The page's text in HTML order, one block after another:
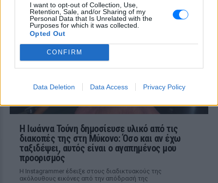
I want to opt-out of Collection, Use,
Retention, Sale, and/or Sharing of my
Personal Data that Is Unrelated with the
Purposes for which it was collected.
Opted Out
CONFIRM
Data Deletion Data Access Privacy Policy
ΧΤΕΣ
Η τραγουδίστρια περιέγραψε μέσα από
νοσοκομείο της Αρτας.
Η Ιωάννα Τούνη δημοσίευσε υλικό από τις
διακοπές της στη Μύκονο: Όσο και αν έχω
ταξιδέψει, αυτός είναι ο αγαπημένος μου
προορισμός
Η Instagrammer έδειξε στους διαδικτυακούς της
ακόλουθους εικόνες από την απόδρασή της